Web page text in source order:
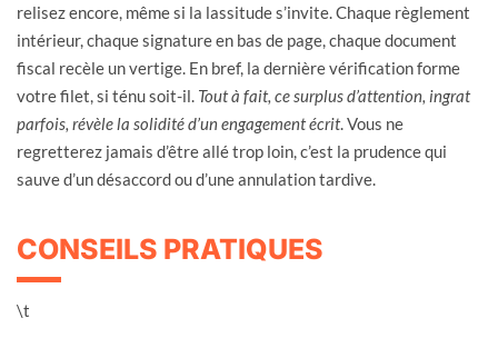
relisez encore, même si la lassitude s’invite. Chaque règlement
intérieur, chaque signature en bas de page, chaque document
fiscal recèle un vertige. En bref, la dernière vérification forme
votre filet, si ténu soit-il. Tout à fait, ce surplus d’attention, ingrat
parfois, révèle la solidité d’un engagement écrit. Vous ne
regretterez jamais d’être allé trop loin, c’est la prudence qui
sauve d’un désaccord ou d’une annulation tardive.
CONSEILS PRATIQUES
\t